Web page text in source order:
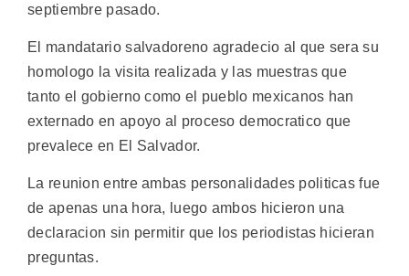
septiembre pasado.
El mandatario salvadoreno agradecio al que sera su
homologo la visita realizada y las muestras que
tanto el gobierno como el pueblo mexicanos han
externado en apoyo al proceso democratico que
prevalece en El Salvador.
La reunion entre ambas personalidades politicas fue
de apenas una hora, luego ambos hicieron una
declaracion sin permitir que los periodistas hicieran
preguntas.